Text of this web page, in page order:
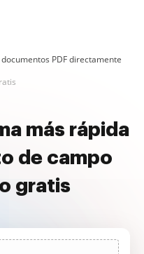
PDF directamente
más rápida
de campo
gratis